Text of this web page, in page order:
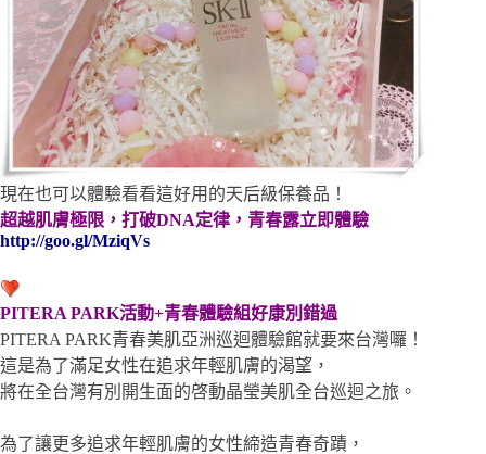
現在也可以體驗看看這好用的天后級保養品！
超越肌膚極限，打破DNA定律，青春露立即體驗
http://goo.gl/MziqVs
PITERA PARK活動+青春體驗組好康別錯過
PITERA PARK青春美肌亞洲巡迴體驗館就要來台灣囉！
這是為了滿足女性在追求年輕肌膚的渴望，
將在全台灣有別開生面的啓動晶瑩美肌全台巡迴之旅。
為了讓更多追求年輕肌膚的女性締造青春奇蹟，